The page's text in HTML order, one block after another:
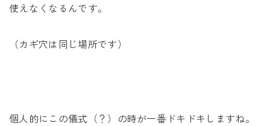
使えなくなるんです。
（カギ穴は同じ場所です）
個人的にこの儀式（？）の時が一番ドキドキしますね。